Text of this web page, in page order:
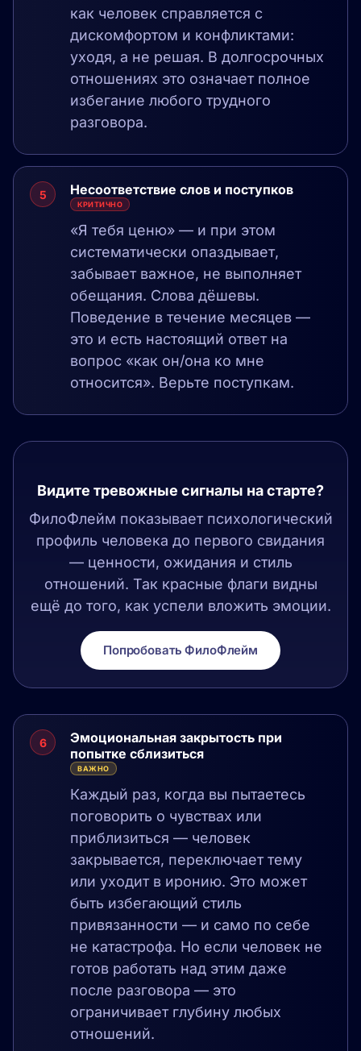
как человек справляется с
дискомфортом и конфликтами:
уходя, а не решая. В долгосрочных
отношениях это означает полное
избегание любого трудного
разговора.
5 Несоответствие слов и поступков
КРИТИЧНО
«Я тебя ценю» — и при этом
систематически опаздывает,
забывает важное, не выполняет
обещания. Слова дёшевы.
Поведение в течение месяцев —
это и есть настоящий ответ на
вопрос «как он/она ко мне
относится». Верьте поступкам.
Видите тревожные сигналы на старте?
ФилоФлейм показывает психологический
профиль человека до первого свидания
— ценности, ожидания и стиль
отношений. Так красные флаги видны
ещё до того, как успели вложить эмоции.
Попробовать ФилоФлейм
6
Эмоциональная закрытость при
попытке сблизиться
ВАЖНО
Каждый раз, когда вы пытаетесь
поговорить о чувствах или
приблизиться — человек
закрывается, переключает тему
или уходит в иронию. Это может
быть избегающий стиль
привязанности — и само по себе
не катастрофа. Но если человек не
готов работать над этим даже
после разговора — это
ограничивает глубину любых
отношений.